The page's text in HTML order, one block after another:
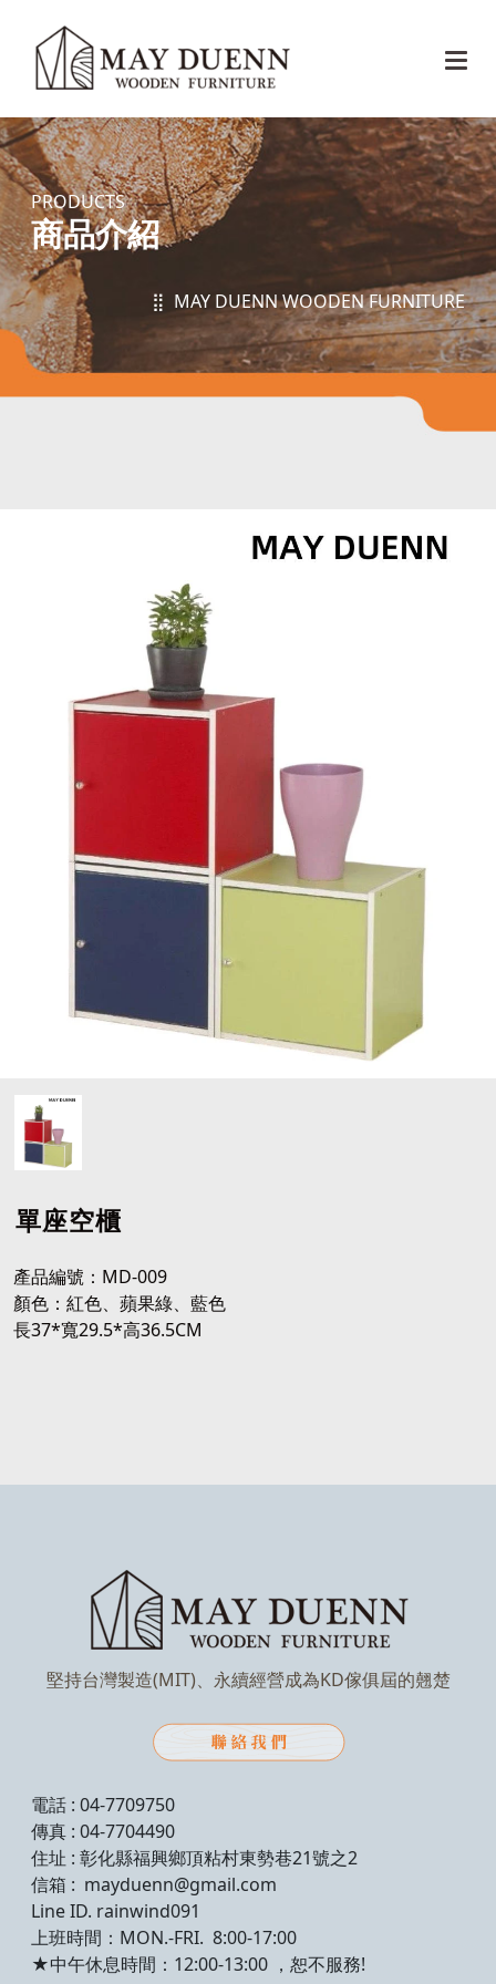
PRODUCTS
商品介紹
⣿ MAY DUENN WOODEN FURNITURE
單座空櫃
產品編號：MD-009
顏色：紅色、蘋果綠、藍色
長37*寬29.5*高36.5CM
堅持台灣製造(MIT)、永續經營成為KD傢俱屆的翹楚
電話 : 04-7709750
傳真 : 04-7704490
住址 : 彰化縣福興鄉頂粘村東勢巷21號之2
信箱 : mayduenn@gmail.com
Line ID. rainwind091
上班時間：MON.-FRI. 8:00-17:00
★中午休息時間：12:00-13:00 ，恕不服務!